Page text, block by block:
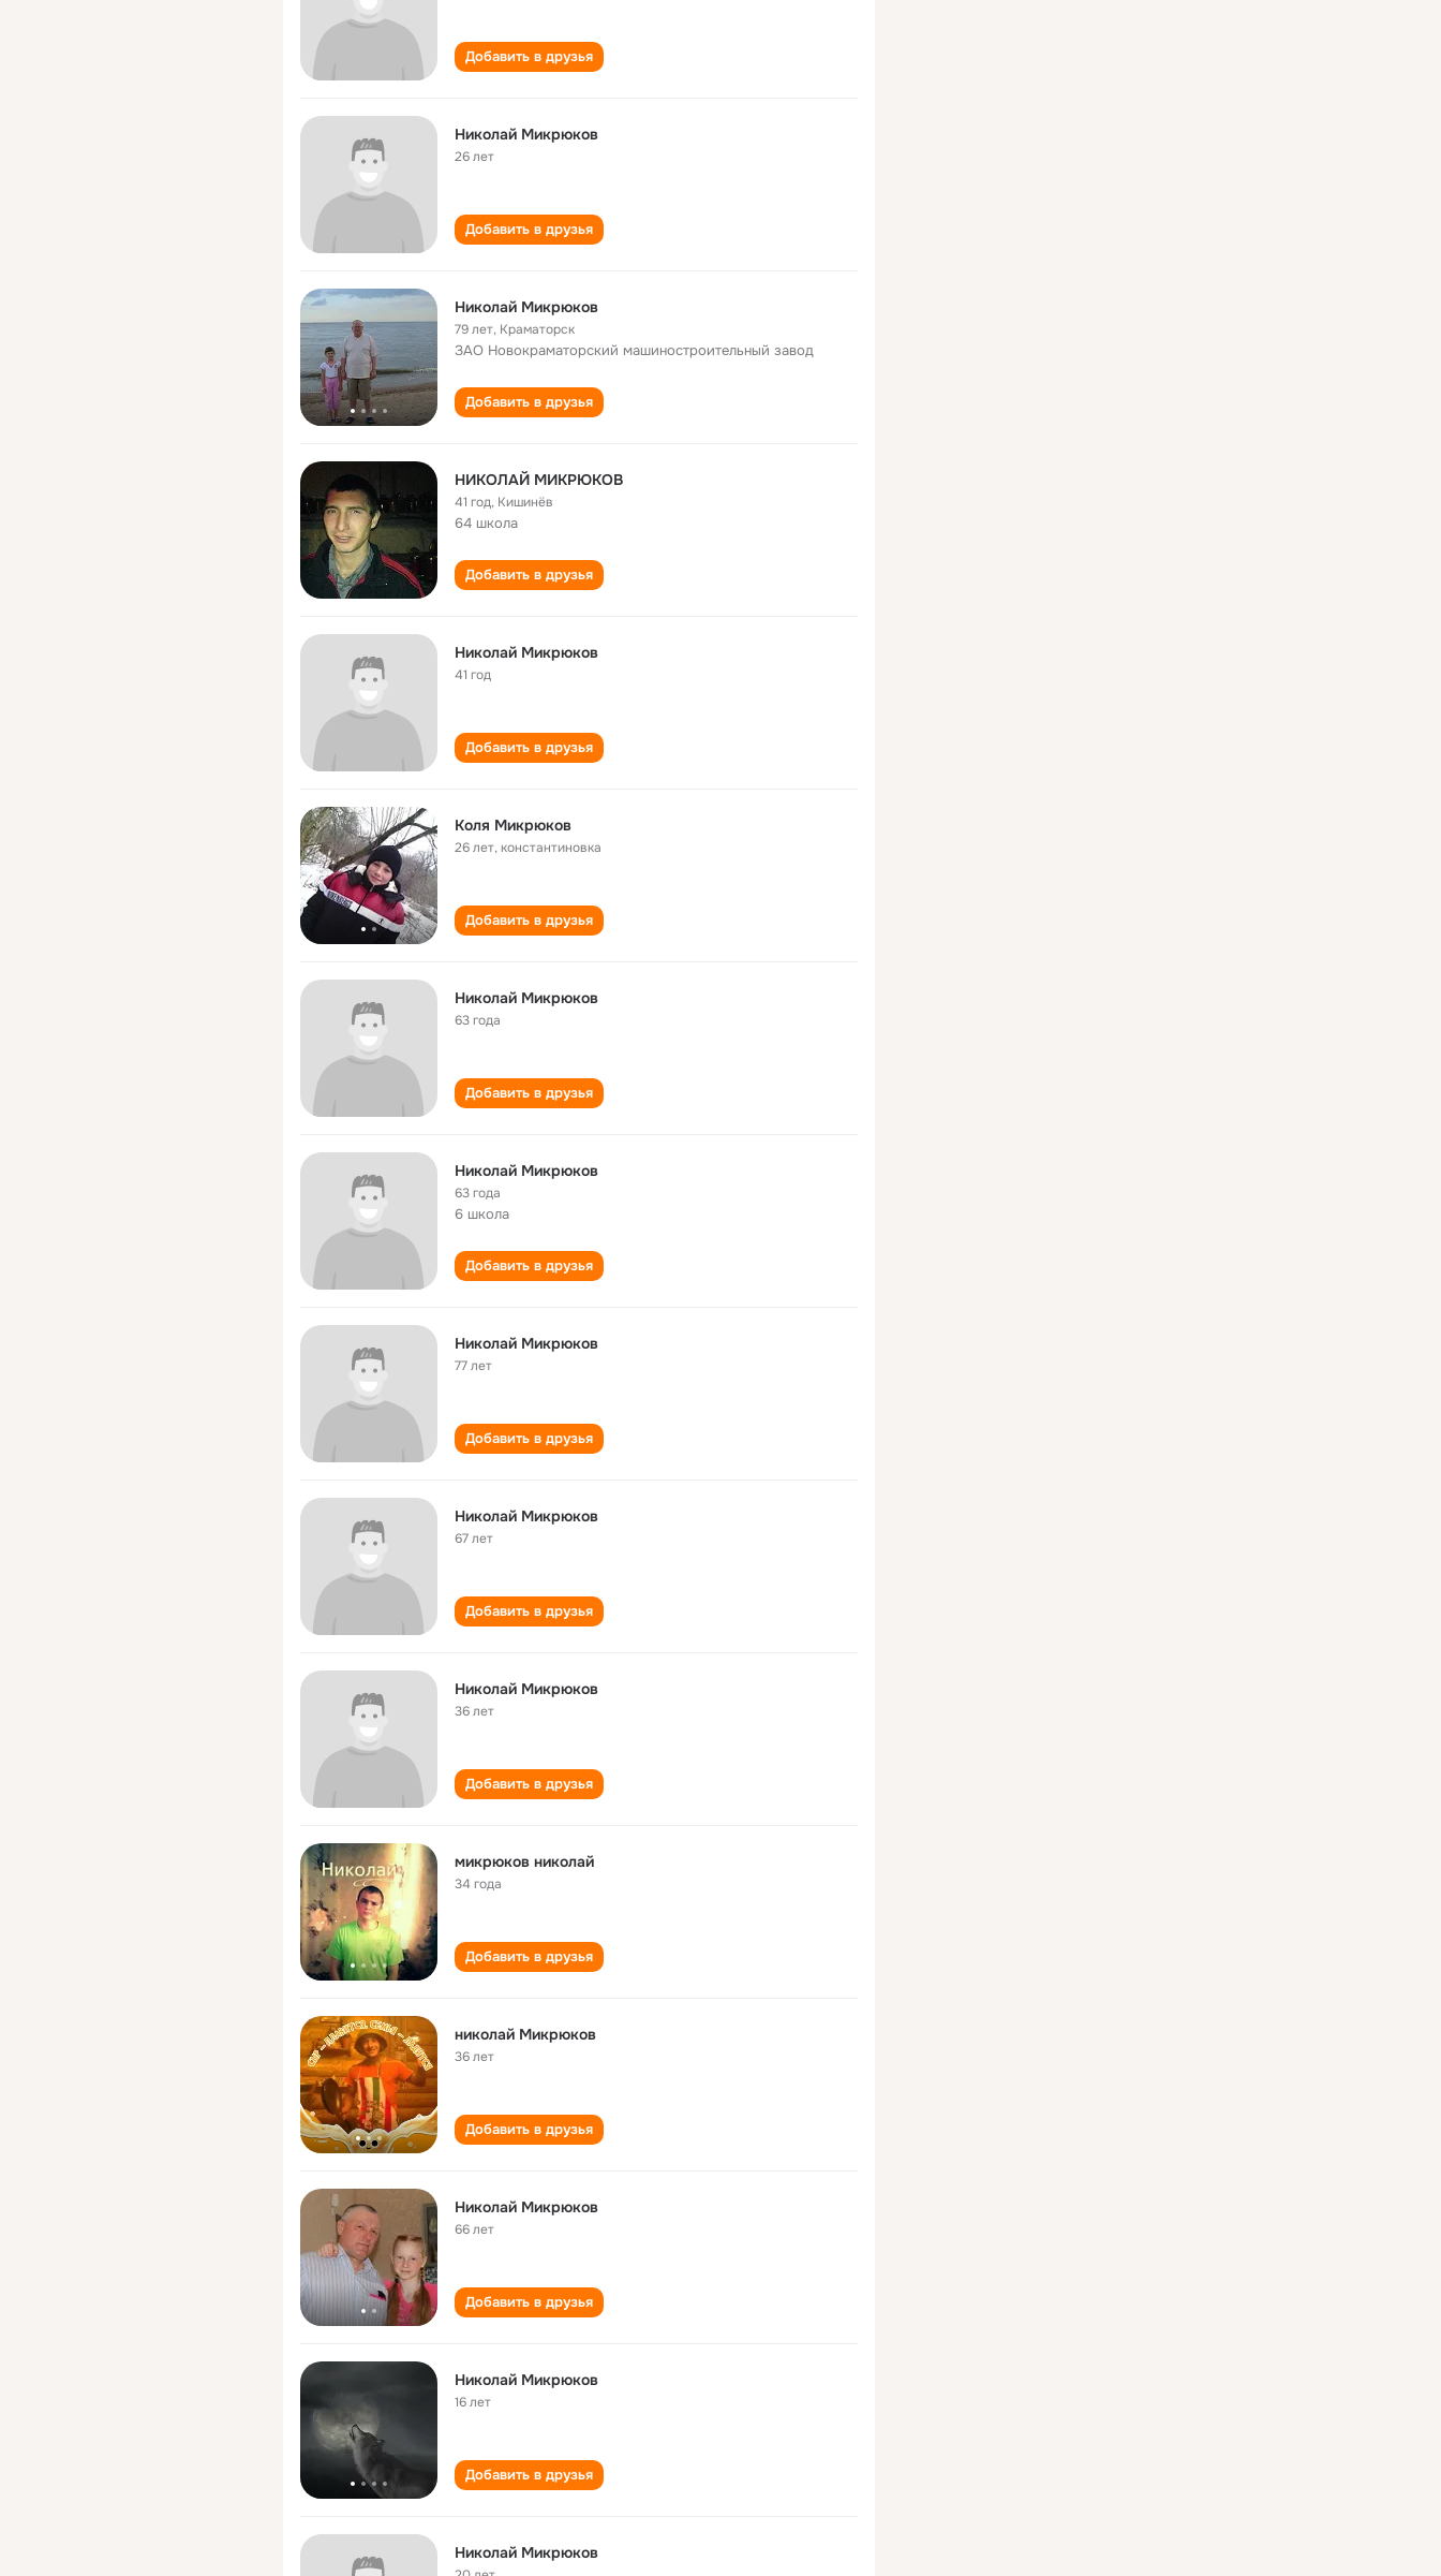
Добавить в друзья
Николай Микрюков
26 лет
Добавить в друзья
Николай Микрюков
79 лет, Краматорск
ЗАО Новокраматорский машиностроительный завод
Добавить в друзья
НИКОЛАЙ МИКРЮКОВ
41 год, Кишинёв
64 школа
Добавить в друзья
Николай Микрюков
41 год
Добавить в друзья
Коля Микрюков
26 лет,константиновка
Добавить в друзья
Николай Микрюков
63 года
Добавить в друзья
Николай Микрюков
63 года
6 школа
Добавить в друзья
Николай Микрюков
77 лет
Добавить в друзья
Николай Микрюков
67 лет
Добавить в друзья
Николай Микрюков
36 лет
Добавить в друзья
микрюков николай
34 года
Добавить в друзья
николай Микрюков
36 лет
Добавить в друзья
Николай Микрюков
66 лет
Добавить в друзья
Николай Микрюков
16 лет
Добавить в друзья
Николай Микрюков